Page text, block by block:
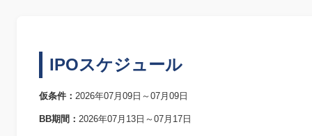
IPOスケジュール
仮条件： 2026年07月09日～07月09日
BB期間： 2026年07月13日～07月17日